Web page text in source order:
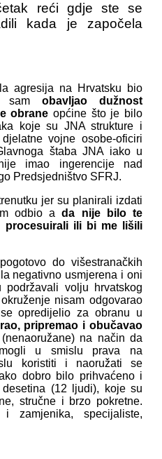
reći gdje ste se
kada je započela
agresija na Hrvatsku bio
sam obavljao dužnost
obrane općine što je bilo
koje su JNA strukture i
vojne osobe-oficiri
štaba JNA iako u
imao ingerencije nad
Predsjedništvo SFRJ.
jer su planirali izdati
odbio ada nije bilo te
ili bi me lišili
do višestranačkih
negativno usmjerena i oni
volju hrvatskog
nisam odgovarao
opredijelio za obranu u
pripremao i obučavao
na način da
u smislu prava na
koristiti i naoružati se
dobro bilo prihvaćeno i
(12 ljudi), koje su
stručne i brzo pokretne.
zamjenika, specijaliste,